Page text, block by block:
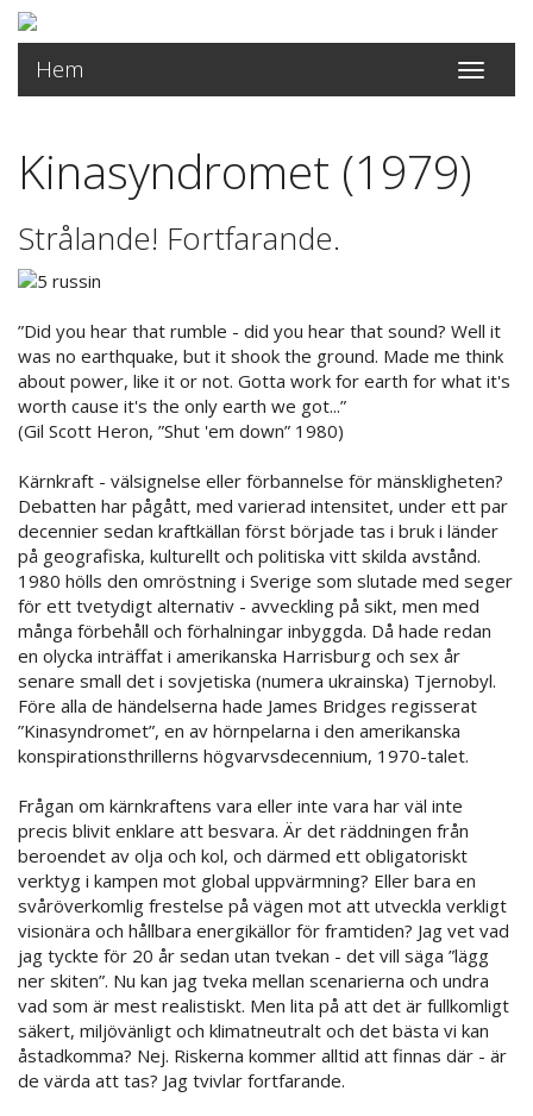
Toggle
Hem
Kinasyndromet (1979)
Strålande! Fortfarande.
”Did you hear that rumble - did you hear that sound? Well it
was no earthquake, but it shook the ground. Made me think
about power, like it or not. Gotta work for earth for what it's
worth cause it's the only earth we got...”
(Gil Scott Heron, ”Shut 'em down” 1980)
Kärnkraft - välsignelse eller förbannelse för mänskligheten?
Debatten har pågått, med varierad intensitet, under ett par
decennier sedan kraftkällan först började tas i bruk i länder
på geografiska, kulturellt och politiska vitt skilda avstånd.
1980 hölls den omröstning i Sverige som slutade med seger
för ett tvetydigt alternativ - avveckling på sikt, men med
många förbehåll och förhalningar inbyggda. Då hade redan
en olycka inträffat i amerikanska Harrisburg och sex år
senare small det i sovjetiska (numera ukrainska) Tjernobyl.
Före alla de händelserna hade James Bridges regisserat
”Kinasyndromet”, en av hörnpelarna i den amerikanska
konspirationsthrillerns högvarvsdecennium, 1970-talet.
Frågan om kärnkraftens vara eller inte vara har väl inte
precis blivit enklare att besvara. Är det räddningen från
beroendet av olja och kol, och därmed ett obligatoriskt
verktyg i kampen mot global uppvärmning? Eller bara en
svåröverkomlig frestelse på vägen mot att utveckla verkligt
visionära och hållbara energikällor för framtiden? Jag vet vad
jag tyckte för 20 år sedan utan tvekan - det vill säga ”lägg
ner skiten”. Nu kan jag tveka mellan scenarierna och undra
vad som är mest realistiskt. Men lita på att det är fullkomligt
säkert, miljövänligt och klimatneutralt och det bästa vi kan
åstadkomma? Nej. Riskerna kommer alltid att finnas där - är
de värda att tas? Jag tvivlar fortfarande.